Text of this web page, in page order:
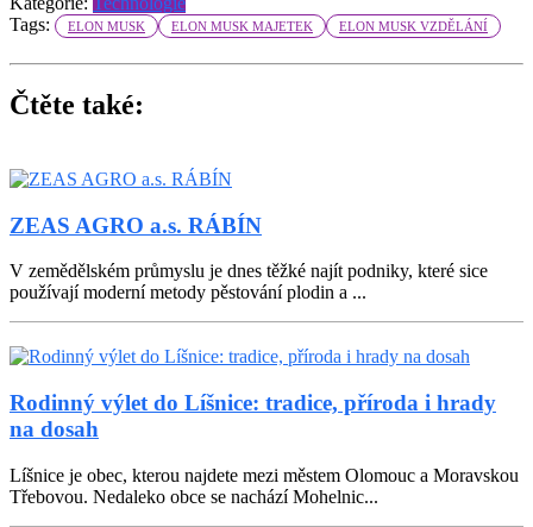
Tags:
ELON MUSK ELON MUSK MAJETEK ELON MUSK VZDĚLÁNÍ
Čtěte také:
ZEAS AGRO a.s. RÁBÍN
V zemědělském průmyslu je dnes těžké najít podniky, které sice
používají moderní metody pěstování plodin a ...
Rodinný výlet do Líšnice: tradice, příroda i hrady
na dosah
Líšnice je obec, kterou najdete mezi městem Olomouc a Moravskou
Třebovou. Nedaleko obce se nachází Mohelnic...